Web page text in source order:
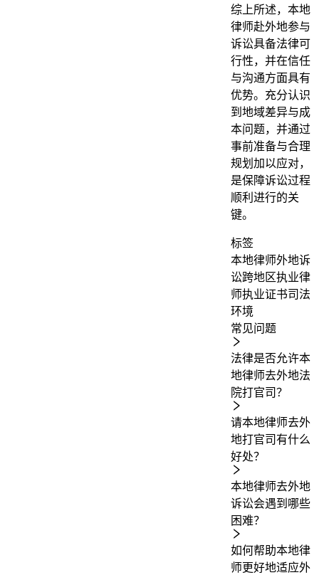
综上所述，本地
律师赴外地参与
诉讼具备法律可
行性，并在信任
与沟通方面具有
优势。充分认识
到地域差异与成
本问题，并通过
事前准备与合理
规划加以应对，
是保障诉讼过程
顺利进行的关
键。
标签
本地律师外地诉
讼跨地区执业律
师执业证书司法
环境
常见问题
法律是否允许本
地律师去外地法
院打官司？
请本地律师去外
地打官司有什么
好处？
本地律师去外地
诉讼会遇到哪些
困难？
如何帮助本地律
师更好地适应外